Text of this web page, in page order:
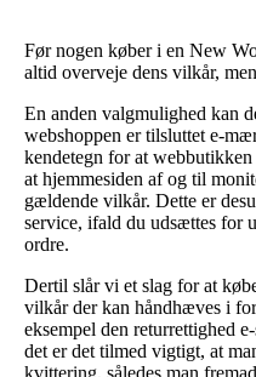
Før nogen køber i en New
altid overveje dens vilkår,
En anden valgmulighed kan
webshoppen er tilsluttet e-
kendetegn for at
at hjemmesiden af og til
gældende vilkår. Dette er
service, ifald du udsættes for
ordre.
Dertil slår vi et slag for at
vilkår der kan håndhæves i
eksempel den returrettighed
det er det tilmed vigtigt, at
kvittering, således man